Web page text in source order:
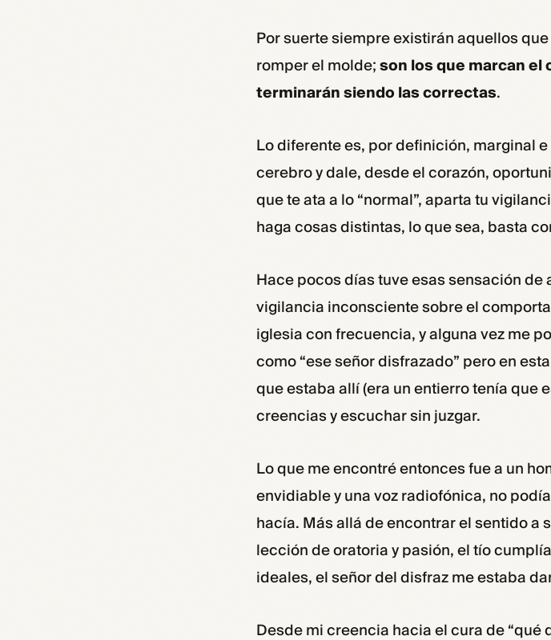
Por suerte siempre existirán aquellos
romper el molde;son los que marcan el
terminarán siendo las correctas.
Lo diferente es, por definición, marginal
cerebro y dale, desde el corazón,
que te ata a lo “normal”, aparta tu
haga cosas distintas, lo que sea, basta
Hace pocos días tuve esas sensación
vigilancia inconsciente sobre el
iglesia con frecuencia, y alguna vez me
como “ese señor disfrazado” pero en
que estaba allí (era un entierro tenía que
creencias y escuchar sin juzgar.
Lo que me encontré entonces fue a un
envidiable y una voz radiofónica, no
hacía. Más allá de encontrar el sentido a
lección de oratoria y pasión, el tío
ideales, el señor del disfraz me estaba
Desde mi creencia hacia el cura de